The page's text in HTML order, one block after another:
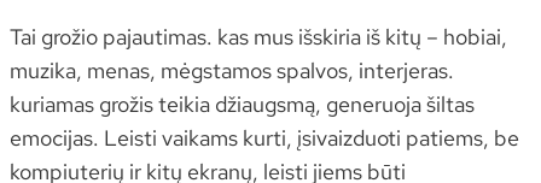
Tai grožio pajautimas. kas mus išskiria iš kitų – hobiai,
muzika, menas, mėgstamos spalvos, interjeras.
kuriamas grožis teikia džiaugsmą, generuoja šiltas
emocijas. Leisti vaikams kurti, įsivaizduoti patiems, be
kompiuterių ir kitų ekranų, leisti jiems būti